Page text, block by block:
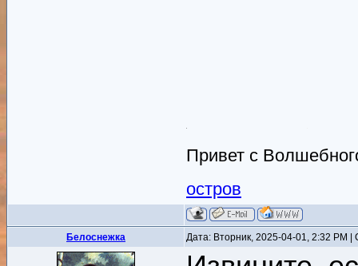
Привет с
остров
Белоснежка Дата: Вторник, 2025-04-01, 2:32 PM